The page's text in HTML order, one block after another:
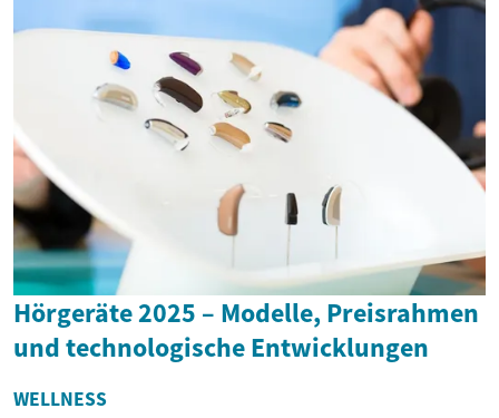
Hörgeräte 2025 – Modelle, Preisrahmen
und technologische Entwicklungen
WELLNESS